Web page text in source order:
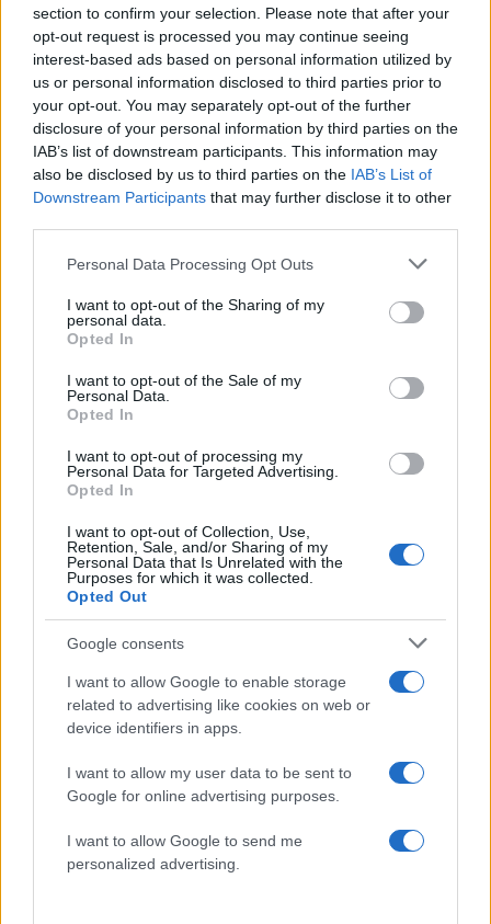
section to confirm your selection. Please note that after your
opt-out request is processed you may continue seeing
interest-based ads based on personal information utilized by
us or personal information disclosed to third parties prior to
your opt-out. You may separately opt-out of the further
disclosure of your personal information by third parties on the
IAB’s list of downstream participants. This information may
also be disclosed by us to third parties on the IAB’s List of
Downstream Participants that may further disclose it to other
Please note that this website/app uses one or more Google
not limited to your visit or usage behaviour. You may click to
grant or deny consent to Google and its third-party tags to
use your data for below specified purposes in below Google
consent section.
Personal Data Processing Opt Outs
I want to opt-out of the Sharing of my
personal data.
Opted In
I want to opt-out of the Sale of my
Personal Data.
Opted In
I want to opt-out of processing my
Personal Data for Targeted Advertising.
Opted In
I want to opt-out of Collection, Use,
Retention, Sale, and/or Sharing of my
Personal Data that Is Unrelated with the
Purposes for which it was collected.
Opted Out
Google consents
I want to allow Google to enable storage
related to advertising like cookies on web or
device identifiers in apps.
I want to allow my user data to be sent to
Google for online advertising purposes.
I want to allow Google to send me
personalized advertising.
Σχόλια
Σχολίασε εδώ
Αν τα χάσατε
Η απεγνωσμένη
προσπάθεια του barman να
σώσει τον 4χρονο που
πνίγηκε σε πισίνα στην
Πάρο - Πώς έγινε η
τραγωδία
Ζέστη και
για κίνδυνο